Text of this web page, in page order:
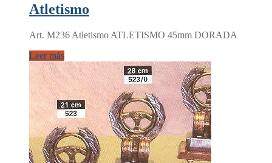
Atletismo
Art. M236 Atletismo ATLETISMO 45mm DORADA
Leer más